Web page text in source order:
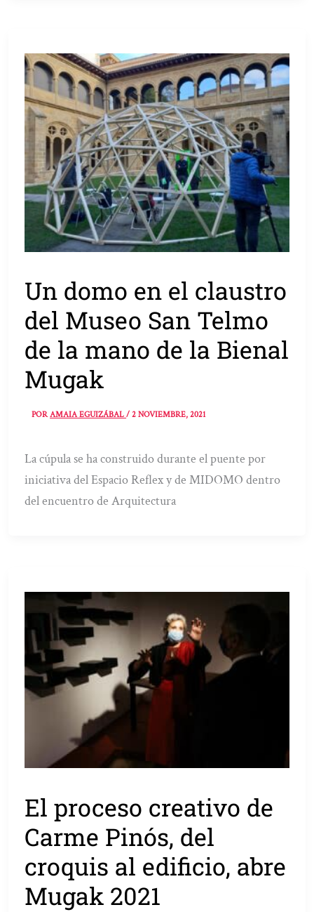
Un domo en el claustro
del Museo San Telmo
de la mano de la Bienal
Mugak
PORAMAIA EGUIZÁBAL/2 NOVIEMBRE, 2021
La cúpula se ha construido durante el puente por
iniciativa del Espacio Reflex y de MIDOMO dentro
del encuentro de Arquitectura
El proceso creativo de
Carme Pinós, del
croquis al edificio, abre
Mugak 2021